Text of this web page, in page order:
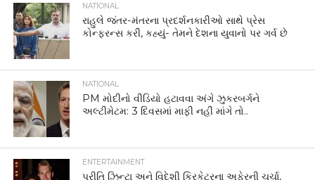
NATIONAL
રાહુલે જંતર-મંતરના પ્રદર્શનકારીઓ સાથે પ્રેસ
કોન્ફરન્સ કરી, કહ્યું- તેમને દેશના યુવાનો પર ગર્વ છે
NATIONAL
PM મોદીનો વીડિયો હટાવવા અંગે ઝુકરબર્ગને
અલ્ટીમેટમ: 3 દિવસમાં માફી નહીં માંગે તો..
ENTERTAINMENT
પ્રીતિ ઝિન્ટા અને વિદેશી ક્રિકેટરના અફેરની ચર્ચા,